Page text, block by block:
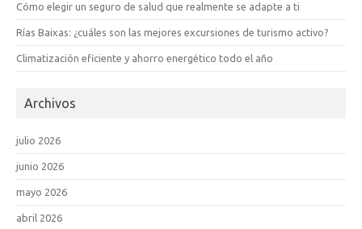
Cómo elegir un seguro de salud que realmente se adapte a ti
Rías Baixas: ¿cuáles son las mejores excursiones de turismo activo?
Climatización eficiente y ahorro energético todo el año
Archivos
julio 2026
junio 2026
mayo 2026
abril 2026